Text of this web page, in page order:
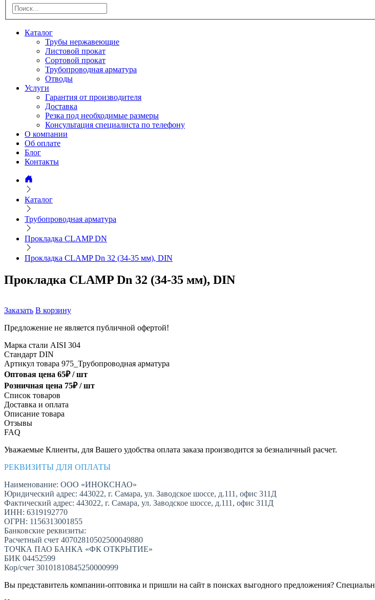
Каталог
Трубы нержавеющие
Листовой прокат
Сортовой прокат
Трубопроводная арматура
Отводы
Услуги
Гарантия от производителя
Доставка
Резка под необходимые размеры
Консультация специалиста по телефону
О компании
Об оплате
Блог
Контакты
Каталог
Трубопроводная арматура
Прокладка CLAMP DN
Прокладка CLAMP Dn 32 (34-35 мм), DIN
Прокладка CLAMP Dn 32 (34-35 мм), DIN
Заказать В корзину
Предложение не является публичной офертой!
Марка стали AISI 304
Стандарт DIN
Артикул товара 975_Трубопроводная арматура
Оптовая цена 65₽ /шт
Розничная цена 75₽ /шт
Список товаров
Доставка и оплата
Описание товара
Отзывы
FAQ
Уважаемые Клиенты, для Вашего удобства оплата заказа производится за безналичный расчет.
РЕКВИЗИТЫ ДЛЯ ОПЛАТЫ
Наименование: ООО «ИНОКСНАО»
Юридический адрес: 443022, г. Самара, ул. Заводское шоссе, д.111, офис 311Д
Фактический адрес: 443022, г. Самара, ул. Заводское шоссе, д.111, офис 311Д
ИНН: 6319192770
ОГРН: 1156313001855
Банковские реквизиты:
Расчетный счет 40702810502500049880
ТОЧКА ПАО БАНКА «ФК ОТКРЫТИЕ»
БИК 04452599
Кор/счет 30101810845250000999
Вы представитель компании-оптовика и пришли на сайт в поисках выгодного предложения?